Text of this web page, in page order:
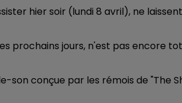
LA POP MACHINE -
hier soir (lundi 8 avril), ne
prochains jours, n'est pas encore
conçue par les rémois de "The